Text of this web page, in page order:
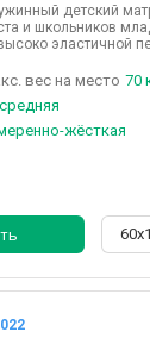
детский
и школьников
эластичной
вес на место 70
средняя
жёсткая